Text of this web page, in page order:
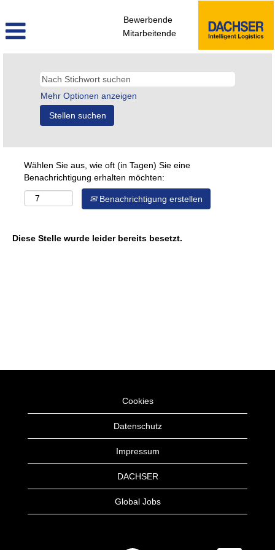
Bewerbende
Mitarbeitende
Mehr Optionen anzeigen
Wählen Sie aus, wie oft (in Tagen) Sie eine
Benachrichtigung erhalten möchten:
Benachrichtigung erstellen
Diese Stelle wurde leider bereits besetzt.
Cookies
Datenschutz
Impressum
DACHSER
Global Jobs